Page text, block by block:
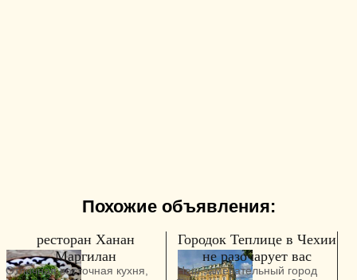
Похожие объявления:
ресторан Ханан
Маргилан
Отличная восточная кухня,
Городок Теплице в Чехии
не разочарует вас
Наш замечательный город